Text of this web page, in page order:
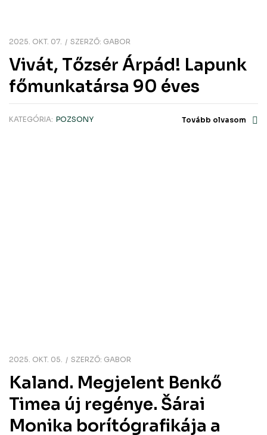
2025. OKT. 07. SZERZŐ: GABOR
Vivát, Tőzsér Árpád! Lapunk
főmunkatársa 90 éves
KATEGÓRIA: POZSONY Tovább olvasom
2025. OKT. 05. SZERZŐ: GABOR
Kaland. Megjelent Benkő
Timea új regénye. Šárai
Monika borítógrafikája a